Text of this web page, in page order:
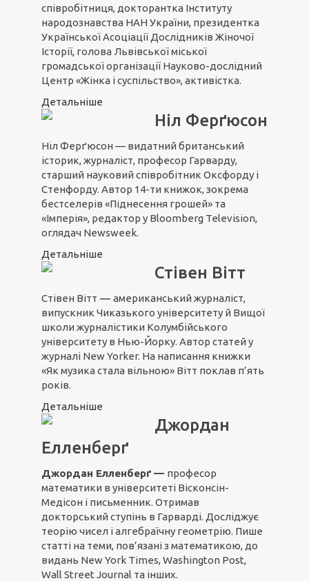
співробітниця, докторантка Інституту
народознавства НАН України, президентка
Української Асоціації Дослідників Жіночої
Історії, голова Львівської міської
громадської організації Науково-дослідний
Центр «Жінка і суспільство», активістка.
Детальніше
Ніл Ферґюсон
Ніл Ферґюсон — видатний британський
історик, журналіст, професор Гарварду,
старший науковий співробітник Оксфорду і
Стенфорду. Автор 14-ти книжок, зокрема
бестселерів «Піднесення грошей» та
«Імперія», редактор у Bloomberg Television,
оглядач Newsweek.
Детальніше
Стівен Вітт
Стівен Вітт ― американський журналіст,
випускник Чиказького університету й Вищої
школи журналістики Колумбійського
університету в Нью-Йорку. Автор статей у
журналі New Yorker. На написання книжки
«Як музика стала вільною» Вітт поклав п’ять
років.
Детальніше
Джордан
Елленберґ
Джордан Елленберґ — професор
математики в університеті Вісконсін-
Медісон і письменник. Отримав
докторський ступінь в Гарварді. Досліджує
теорію чисел і алгебраїчну геометрію. Пише
статті на теми, пов’язані з математикою, до
видань New York Times, Washington Post,
Wall Street Journal та інших.